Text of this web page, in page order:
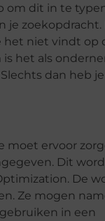
om dit in te
je zoekopdracht.
het niet vindt op
het als
dan heb
moet ervoor
Dit
De
Ze mogen
in een